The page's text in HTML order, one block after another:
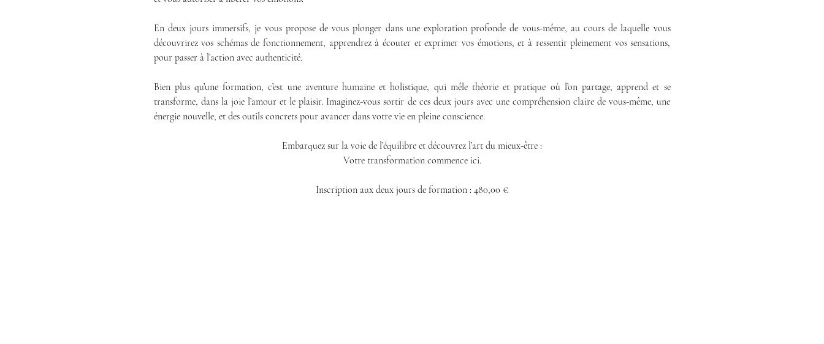
En deux jours immersifs, je vous propose de vous plonger dans une exploration profonde de vous-même, au cours de laquelle vous
découvrirez vos schémas de fonctionnement, apprendrez à écouter et exprimer vos émotions, et à ressentir pleinement vos sensations,
pour passer à l’action avec authenticité.
Bien plus qu’une formation, c’est une aventure humaine et holistique, qui mêle théorie et pratique où l’on partage, apprend et se
transforme, dans la joie l’amour et le plaisir.​ Imaginez-vous sortir de ces deux jours avec une compréhension claire de vous-même, une
énergie nouvelle, et des outils concrets pour avancer dans votre vie en pleine conscience.
Embarquez sur la voie de l’équilibre et découvrez l’art du mieux-être :
Votre transformation commence ici.
Inscription aux deux jours de formation : 480,00 €